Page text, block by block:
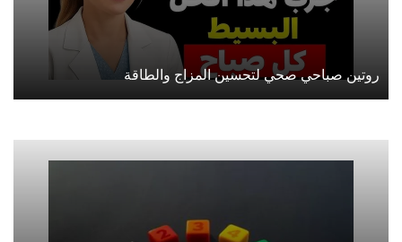
روتين صباحي صحي لتحسين المزاج والطاقة